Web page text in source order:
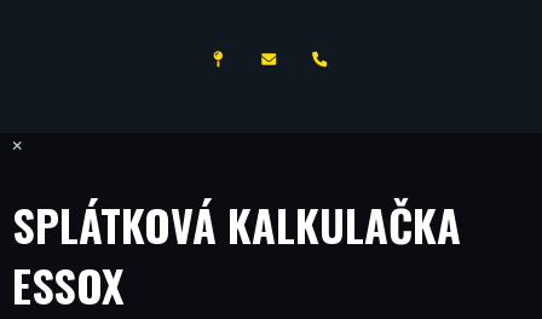
×
SPLÁTKOVÁ KALKULAČKA
ESSOX